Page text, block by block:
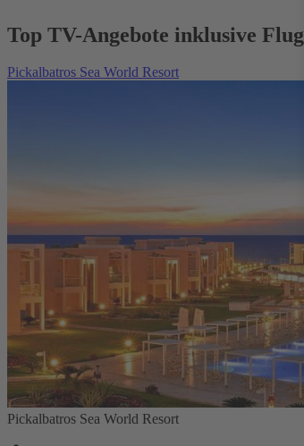
Top TV-Angebote inklusive Flug
Pickalbatros Sea World Resort
Pickalbatros Sea World Resort